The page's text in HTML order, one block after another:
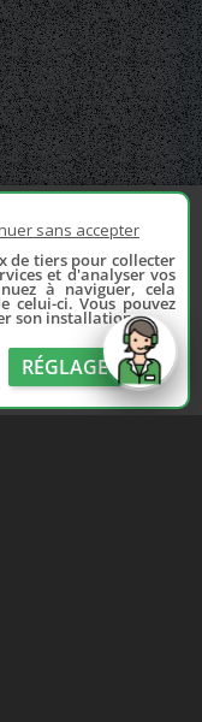
sans accepter
de tiers pour collecter
et d'analyser vos
à naviguer, cela
celui-ci. Vous pouvez
son installation.
RÉGLAGE